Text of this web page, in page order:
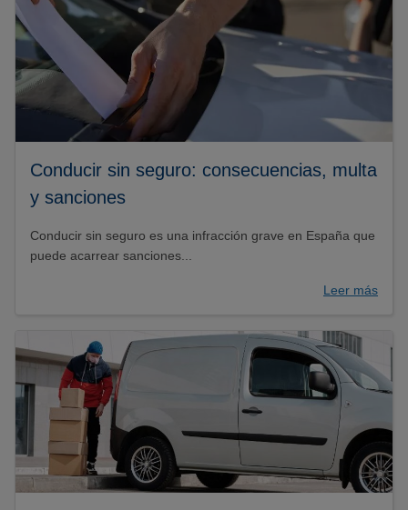
Conducir sin seguro: consecuencias, multa
y sanciones
Conducir sin seguro es una infracción grave en España que
puede acarrear sanciones...
Leer más